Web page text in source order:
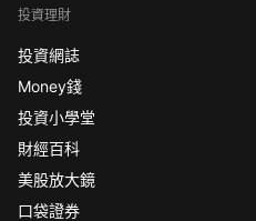
投資理財
投資網誌
Money錢
投資小學堂
財經百科
美股放大鏡
口袋證券